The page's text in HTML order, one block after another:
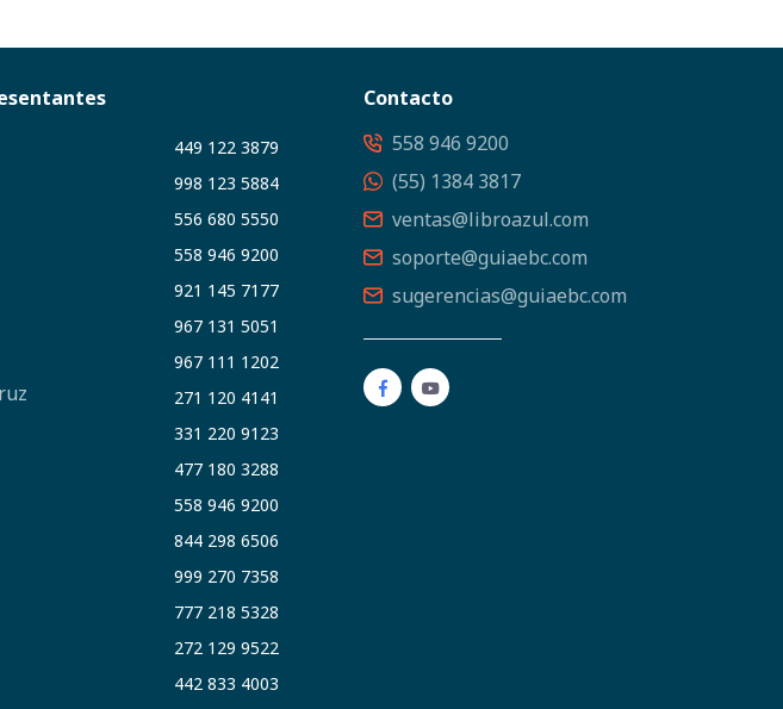
449 122 3879
998 123 5884
556 680 5550
558 946 9200
921 145 7177
967 131 5051
967 111 1202
271 120 4141
331 220 9123
477 180 3288
558 946 9200
844 298 6506
999 270 7358
777 218 5328
272 129 9522
442 833 4003
Contacto
558 946 9200
(55) 1384 3817
ventas@libroazul.com
soporte@guiaebc.com
sugerencias@guiaebc.com